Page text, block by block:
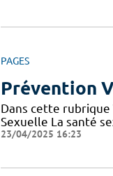
PAGES
Prévention
Dans cette
Sexuelle La santé
23/04/2025 16:23